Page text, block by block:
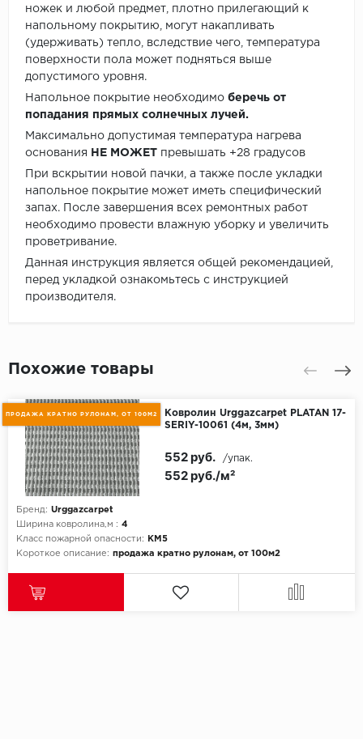
ножек и любой предмет, плотно прилегающий к
напольному покрытию, могут накапливать
(удерживать) тепло, вследствие чего, температура
поверхности пола может подняться выше
допустимого уровня.
Напольное покрытие необходимо беречь от
попадания прямых солнечных лучей.
Максимально допустимая температура нагрева
основания
НЕ МОЖЕТ превышать +28 градусов
При вскрытии новой пачки, а также после укладки
напольное покрытие может иметь специфический
запах. После завершения всех ремонтных работ
необходимо провести влажную уборку и увеличить
проветривание.
Данная инструкция является общей рекомендацией,
перед укладкой ознакомьтесь с инструкцией
производителя.
Похожие товары
ПРОДАЖА КРАТНО РУЛОНАМ, ОТ 100М2
Ковролин Urggazcarpet PLATAN 17-
SERIY-10061 (4м, 3мм)
Бренд: Urggazcarpet
Ширина ковролина,м : 4
Класс пожарной опасности:
КМ5
Короткое описание: продажа кратно рулонам, от 100м2
552 руб./м²
552 руб. /упак.